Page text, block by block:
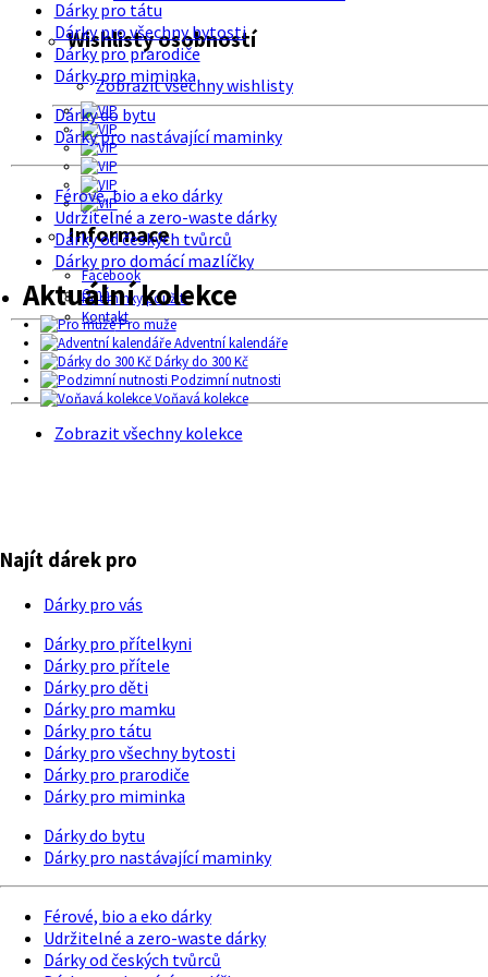
Wishlisty osobností
Zobrazit všechny wishlisty
Informace
Facebook
O nás
Podmínky použití
Kontakt
Dárky pro tátu
Dárky pro všechny bytosti
Dárky pro prarodiče
Dárky pro miminka
Dárky do bytu
Dárky pro nastávající maminky
Férové, bio a eko dárky
Udržitelné a zero-waste dárky
Dárky od českých tvůrců
Dárky pro domácí mazlíčky
Aktuální kolekce
Pro muže
Adventní kalendáře
Dárky do 300 Kč
Podzimní nutnosti
Voňavá kolekce
Zobrazit všechny kolekce
Najít dárek pro
Dárky pro vás
Dárky pro přítelkyni
Dárky pro přítele
Dárky pro děti
Dárky pro mamku
Dárky pro tátu
Dárky pro všechny bytosti
Dárky pro prarodiče
Dárky pro miminka
Dárky do bytu
Dárky pro nastávající maminky
Férové, bio a eko dárky
Udržitelné a zero-waste dárky
Dárky od českých tvůrců